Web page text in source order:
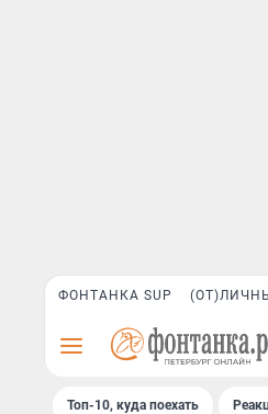
ФОНТАНКА SUP
Топ-10, куда поехать